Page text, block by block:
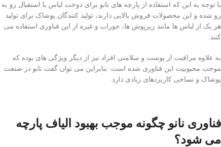
با توجه به این که استفاده از پارچه های نانو برای دوخت لباس با استقبال رو به
رو شده و این محصولات فروش بالایی دارند، تولید کنندگان پوشاک برای تولید
هر یک از لباس ها مانند زیرپوش ها، جوراب و غیره از این فناوری استفاده می
کنند.
به علاوه مراقبت از پوست و سلامتی افراد نیز از دیگر ویژگی های بوده که
موجب محبوبیت این فناوری شده است. بنابراین می توان گفت نانو در صنعت
پوشاک و نساجی کاربردهای زیادی دارد.
فناوری نانو چگونه موجب بهبود الیاف پارچه
می شود؟